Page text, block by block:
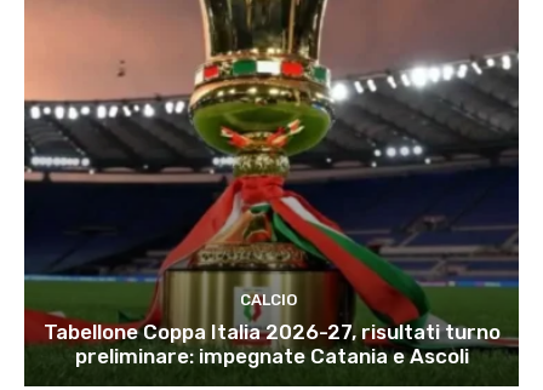
CALCIO
Tabellone Coppa Italia 2026-27, risultati turno
preliminare: impegnate Catania e Ascoli